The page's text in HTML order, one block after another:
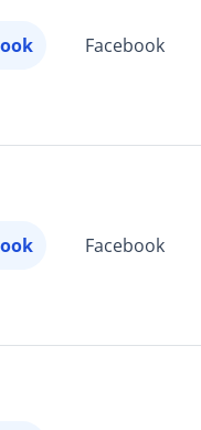
Facebook
Facebook